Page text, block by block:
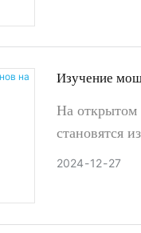
Изучение
На открытом
становятся
предприятия
2024 12 27